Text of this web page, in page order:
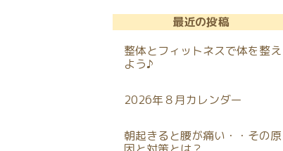
最近の投稿
整体とフィットネスで体を整え
よう♪
2026年８月カレンダー
朝起きると腰が痛い・・その原